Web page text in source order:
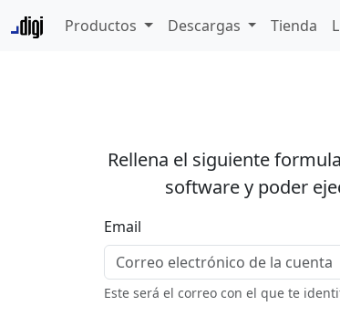
Productos Descargas Tienda
Rellena el siguiente
software y poder
Email
Este será el correo con el que te